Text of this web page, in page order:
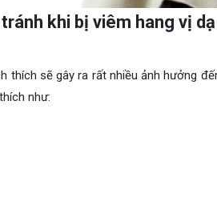
khi bị viêm hang vị
thích sẽ gây ra rất nhiều ảnh hưởng
như: